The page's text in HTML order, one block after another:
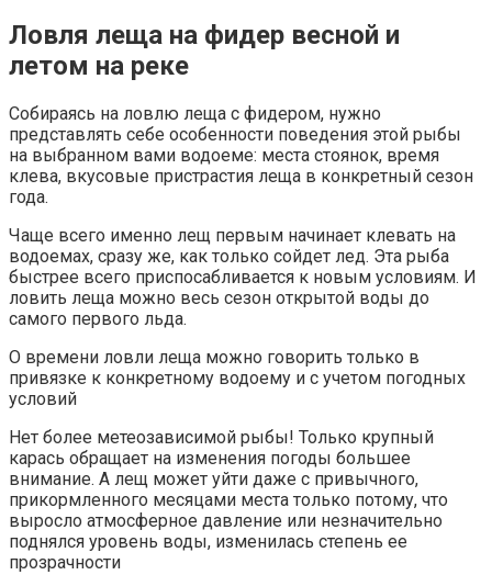
Ловля леща на фидер весной и
летом на реке
Собираясь на ловлю леща с фидером, нужно
представлять себе особенности поведения этой рыбы
на выбранном вами водоеме: места стоянок, время
клева, вкусовые пристрастия леща в конкретный сезон
года.
Чаще всего именно лещ первым начинает клевать на
водоемах, сразу же, как только сойдет лед. Эта рыба
быстрее всего приспосабливается к новым условиям. И
ловить леща можно весь сезон открытой воды до
самого первого льда.
О времени ловли леща можно говорить только в
привязке к конкретному водоему и с учетом погодных
условий
Нет более метеозависимой рыбы! Только крупный
карась обращает на изменения погоды большее
внимание. А лещ может уйти даже с привычного,
прикормленного месяцами места только потому, что
выросло атмосферное давление или незначительно
поднялся уровень воды, изменилась степень ее
прозрачности